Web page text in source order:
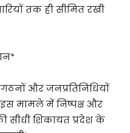
तक ही सीमित रखी
और जनप्रतिनिधियों
मामले में निष्पक्ष और
सीधी शिकायत प्रदेश के